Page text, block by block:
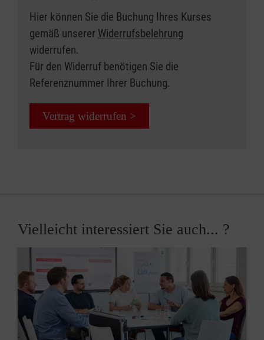
Hier können Sie die Buchung Ihres Kurses
gemäß unserer Widerrufsbelehrung
widerrufen.
Für den Widerruf benötigen Sie die
Referenznummer Ihrer Buchung.
Vertrag widerrufen >
Vielleicht interessiert Sie auch... ?